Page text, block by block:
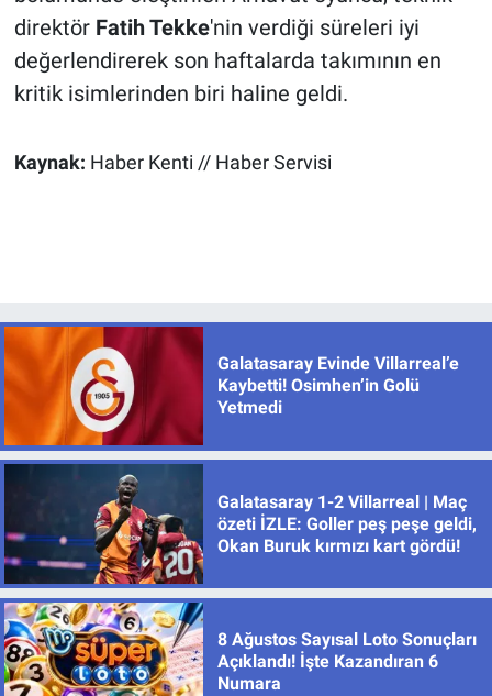
direktör Fatih Tekke'nin verdiği süreleri iyi
değerlendirerek son haftalarda takımının en
kritik isimlerinden biri haline geldi.
Kaynak: Haber Kenti // Haber Servisi
Galatasaray Evinde Villarreal’e
Kaybetti! Osimhen’in Golü
Yetmedi
Galatasaray 1-2 Villarreal | Maç
özeti İZLE: Goller peş peşe geldi,
Okan Buruk kırmızı kart gördü!
8 Ağustos Sayısal Loto Sonuçları
Açıklandı! İşte Kazandıran 6
Numara